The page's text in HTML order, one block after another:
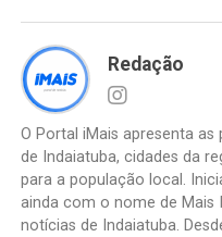
Redação
O Portal iMais apresenta
de Indaiatuba, cidades da
para a população local.
ainda com o nome de Mais
notícias de Indaiatuba.